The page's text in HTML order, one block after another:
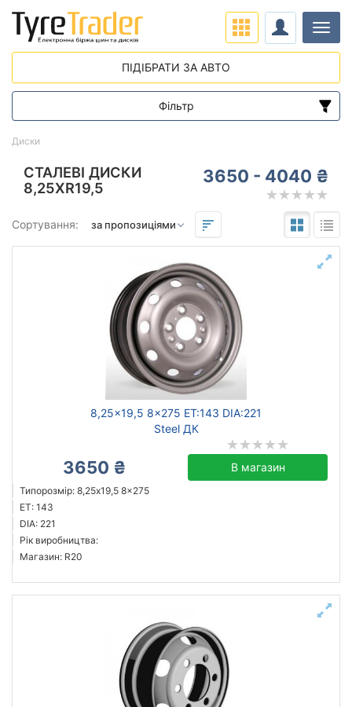
СТАЛЕВІ ДИСКИ
8,25XR19,5
3650 - 4040 ₴
Сортування:
8,25x19,5 8x275 ET:143 DIA:221
Steel ДК
3650 ₴ В магазин
Типорозмір: 8,25x19,5 8x275
ET: 143
DIA: 221
Рік виробництва:
Магазин: R20
Диски
ПІДІБРАТИ ЗА АВТО
Фільтр
від
до
до
Better
Усі бренди
Тип диска
Підібрати